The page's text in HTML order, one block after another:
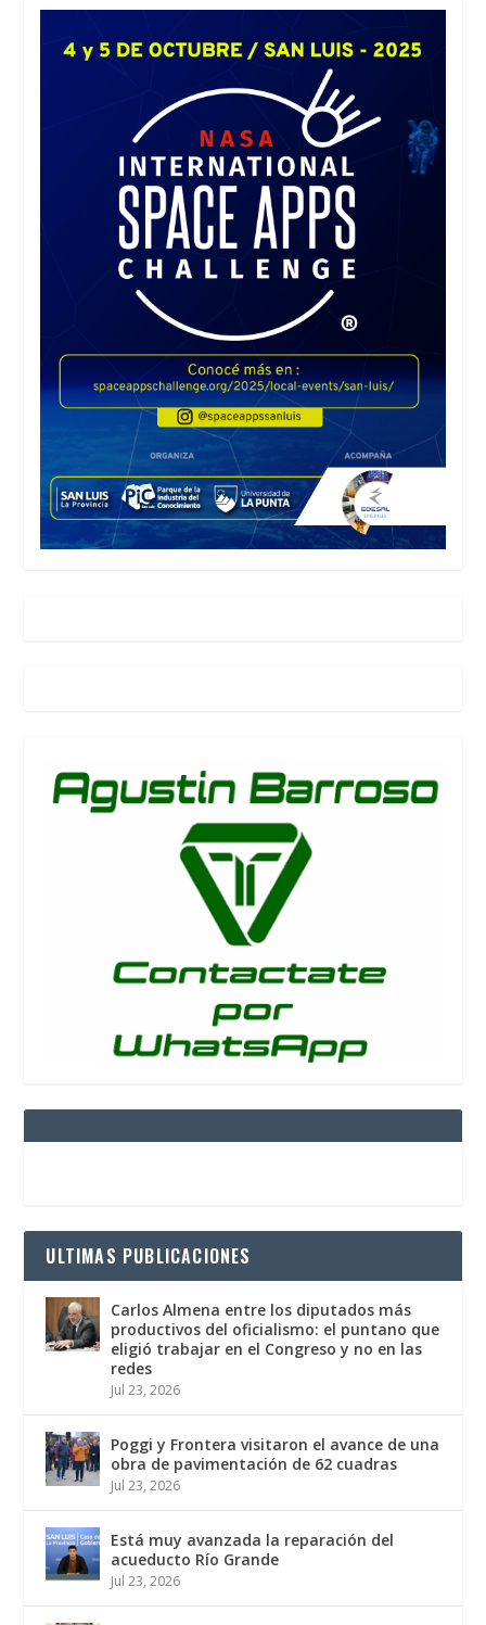
ULTIMAS PUBLICACIONES
Carlos Almena entre los diputados más
productivos del oficialismo: el puntano que
eligió trabajar en el Congreso y no en las
redes
Jul 23, 2026
Poggi y Frontera visitaron el avance de una
obra de pavimentación de 62 cuadras
Jul 23, 2026
Está muy avanzada la reparación del
acueducto Río Grande
Jul 23, 2026